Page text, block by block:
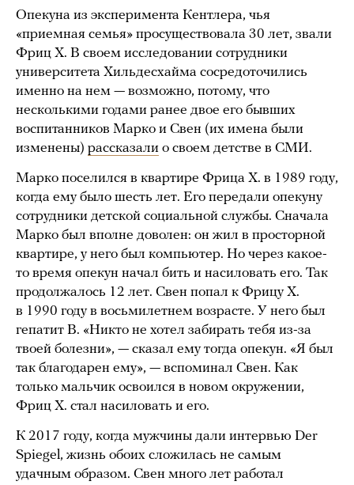
Опекуна из эксперимента Кентлера, чья
«приемная семья» просуществовала 30 лет, звали
Фриц Х. В своем исследовании сотрудники
университета Хильдесхайма сосредоточились
именно на нем — возможно, потому, что
несколькими годами ранее двое его бывших
воспитанников Марко и Свен (их имена были
изменены) рассказали о своем детстве в СМИ.
Марко поселился в квартире Фрица Х. в 1989 году,
когда ему было шесть лет. Его передали опекуну
сотрудники детской социальной службы. Сначала
Марко был вполне доволен: он жил в просторной
квартире, у него был компьютер. Но через какое-
то время опекун начал бить и насиловать его. Так
продолжалось 12 лет. Свен попал к Фрицу Х.
в 1990 году в восьмилетнем возрасте. У него был
гепатит B. «Никто не хотел забирать тебя из-за
твоей болезни», — сказал ему тогда опекун. «Я был
так благодарен ему», — вспоминал Свен. Как
только мальчик освоился в новом окружении,
Фриц Х. стал насиловать и его.
К 2017 году, когда мужчины дали интервью Der
Spiegel, жизнь обоих сложилась не самым
удачным образом. Свен много лет работал